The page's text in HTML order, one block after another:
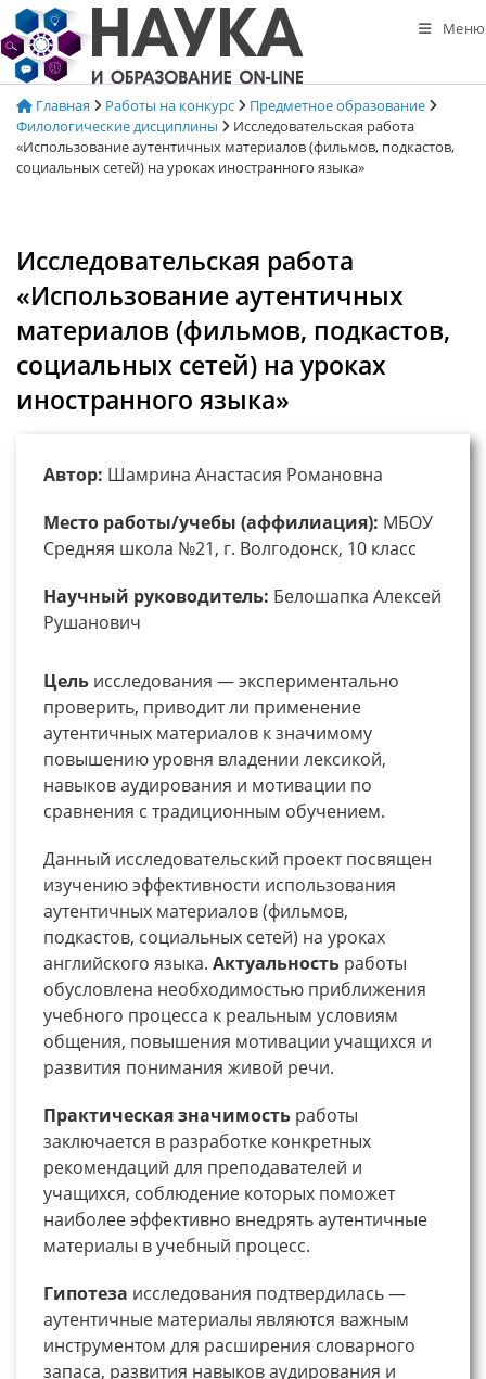
Перейти
к
содержимому
Меню
Главная Работы на конкурс
Предметное образование
Филологические дисциплины
Исследовательская работа
«Использование аутентичных материалов (фильмов, подкастов,
социальных сетей) на уроках иностранного языка»
Исследовательская работа
«Использование аутентичных
материалов (фильмов, подкастов,
социальных сетей) на уроках
иностранного языка»
Автор: Шамрина Анастасия Романовна
Место работы/учебы (аффилиация): МБОУ
Средняя школа №21, г. Волгодонск, 10 класс
Научный руководитель: Белошапка Алексей
Рушанович
Цель исследования — экспериментально
проверить, приводит ли применение
аутентичных материалов к значимому
повышению уровня владении лексикой,
навыков аудирования и мотивации по
сравнения с традиционным обучением.
Данный исследовательский проект посвящен
изучению эффективности использования
аутентичных материалов (фильмов,
подкастов, социальных сетей) на уроках
английского языка. Актуальность работы
обусловлена необходимостью приближения
учебного процесса к реальным условиям
общения, повышения мотивации учащихся и
развития понимания живой речи.
Практическая значимость работы
заключается в разработке конкретных
рекомендаций для преподавателей и
учащихся, соблюдение которых поможет
наиболее эффективно внедрять аутентичные
материалы в учебный процесс.
Гипотеза исследования подтвердилась —
аутентичные материалы являются важным
инструментом для расширения словарного
запаса, развития навыков аудирования и